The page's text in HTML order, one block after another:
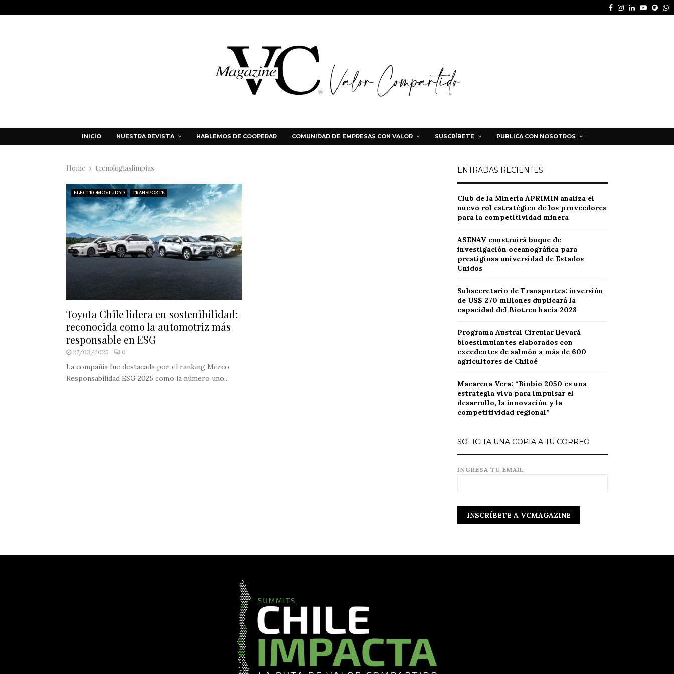
Facebook
Instagram
LinkedinYoutube
INICIO NUESTRA REVISTA HABLEMOS DE COOPERAR COMUNIDAD DE EMPRESAS CON VALOR SUSCRÍBETE PUBLICA CON NOSOTROS
Home tecnologíaslimpias
ELECTROMOVILIDAD TRANSPORTE
Toyota Chile lidera en sostenibilidad:
reconocida como la automotriz más
responsable en ESG
27/03/2025 0
La compañía fue destacada por el ranking Merco
Responsabilidad ESG 2025 como la número uno...
ENTRADAS RECIENTES
Club de la Minería APRIMIN analiza el
nuevo rol estratégico de los proveedores
para la competitividad minera
ASENAV construirá buque de
investigación oceanográfica para
prestigiosa universidad de Estados
Unidos
Subsecretario de Transportes: inversión
de US$ 270 millones duplicará la
capacidad del Biotren hacia 2028
Programa Austral Circular llevará
bioestimulantes elaborados con
excedentes de salmón a más de 600
agricultores de Chiloé
Macarena Vera: “Biobío 2050 es una
estrategia viva para impulsar el
desarrollo, la innovación y la
competitividad regional”
SOLICITA UNA COPIA A TU CORREO
INGRESA TU EMAIL